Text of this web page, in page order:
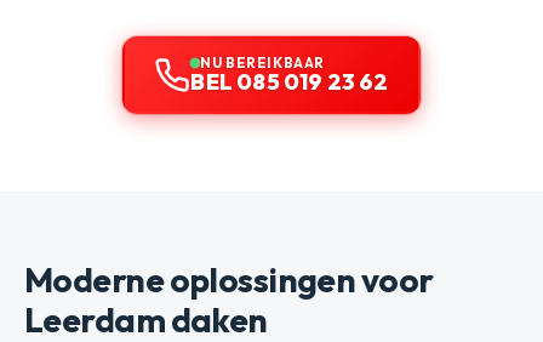
NU BEREIKBAAR
BEL 085 019 23 62
Moderne oplossingen voor
Leerdam daken